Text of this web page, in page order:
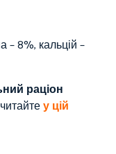
– 8%, кальцій –
раціон
у цій